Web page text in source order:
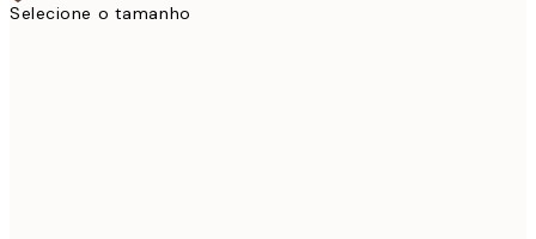
Selecione o tamanho